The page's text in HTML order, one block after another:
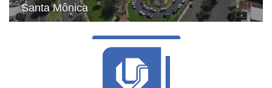
Humanísticos